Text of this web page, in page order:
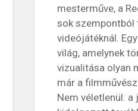
mesterműve, a
sok szempontból
videójátéknál.
világ, amelynek
vizualitása olyan
már a
Nem véletlenül: